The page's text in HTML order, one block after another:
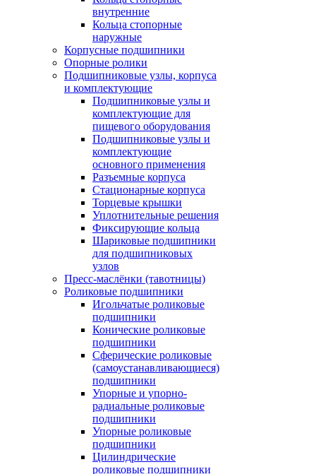
внутренние
Кольца стопорные
наружные
Корпусные подшипники
Опорные ролики
Подшипниковые узлы, корпуса
и комплектующие
Подшипниковые узлы и
комплектующие для
пищевого оборудования
Подшипниковые узлы и
комплектующие
основного применения
Разъемные корпуса
Стационарные корпуса
Торцевые крышки
Уплотнительные решения
Фиксирующие кольца
Шариковые подшипники
для подшипниковых
узлов
Пресс-маслёнки (тавотницы)
Роликовые подшипники
Игольчатые роликовые
подшипники
Конические роликовые
подшипники
Сферические роликовые
(самоустанавливающиеся)
подшипники
Упорные и упорно-
радиальные роликовые
подшипники
Упорные роликовые
подшипники
Цилиндрические
роликовые подшипники